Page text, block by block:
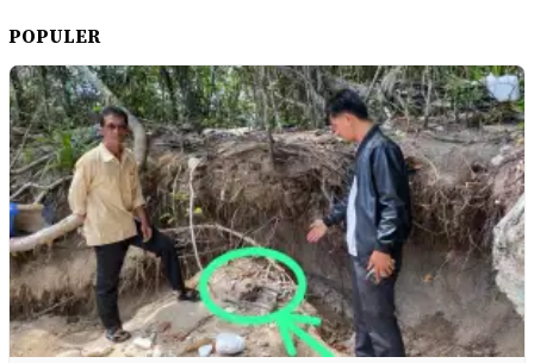
POPULER